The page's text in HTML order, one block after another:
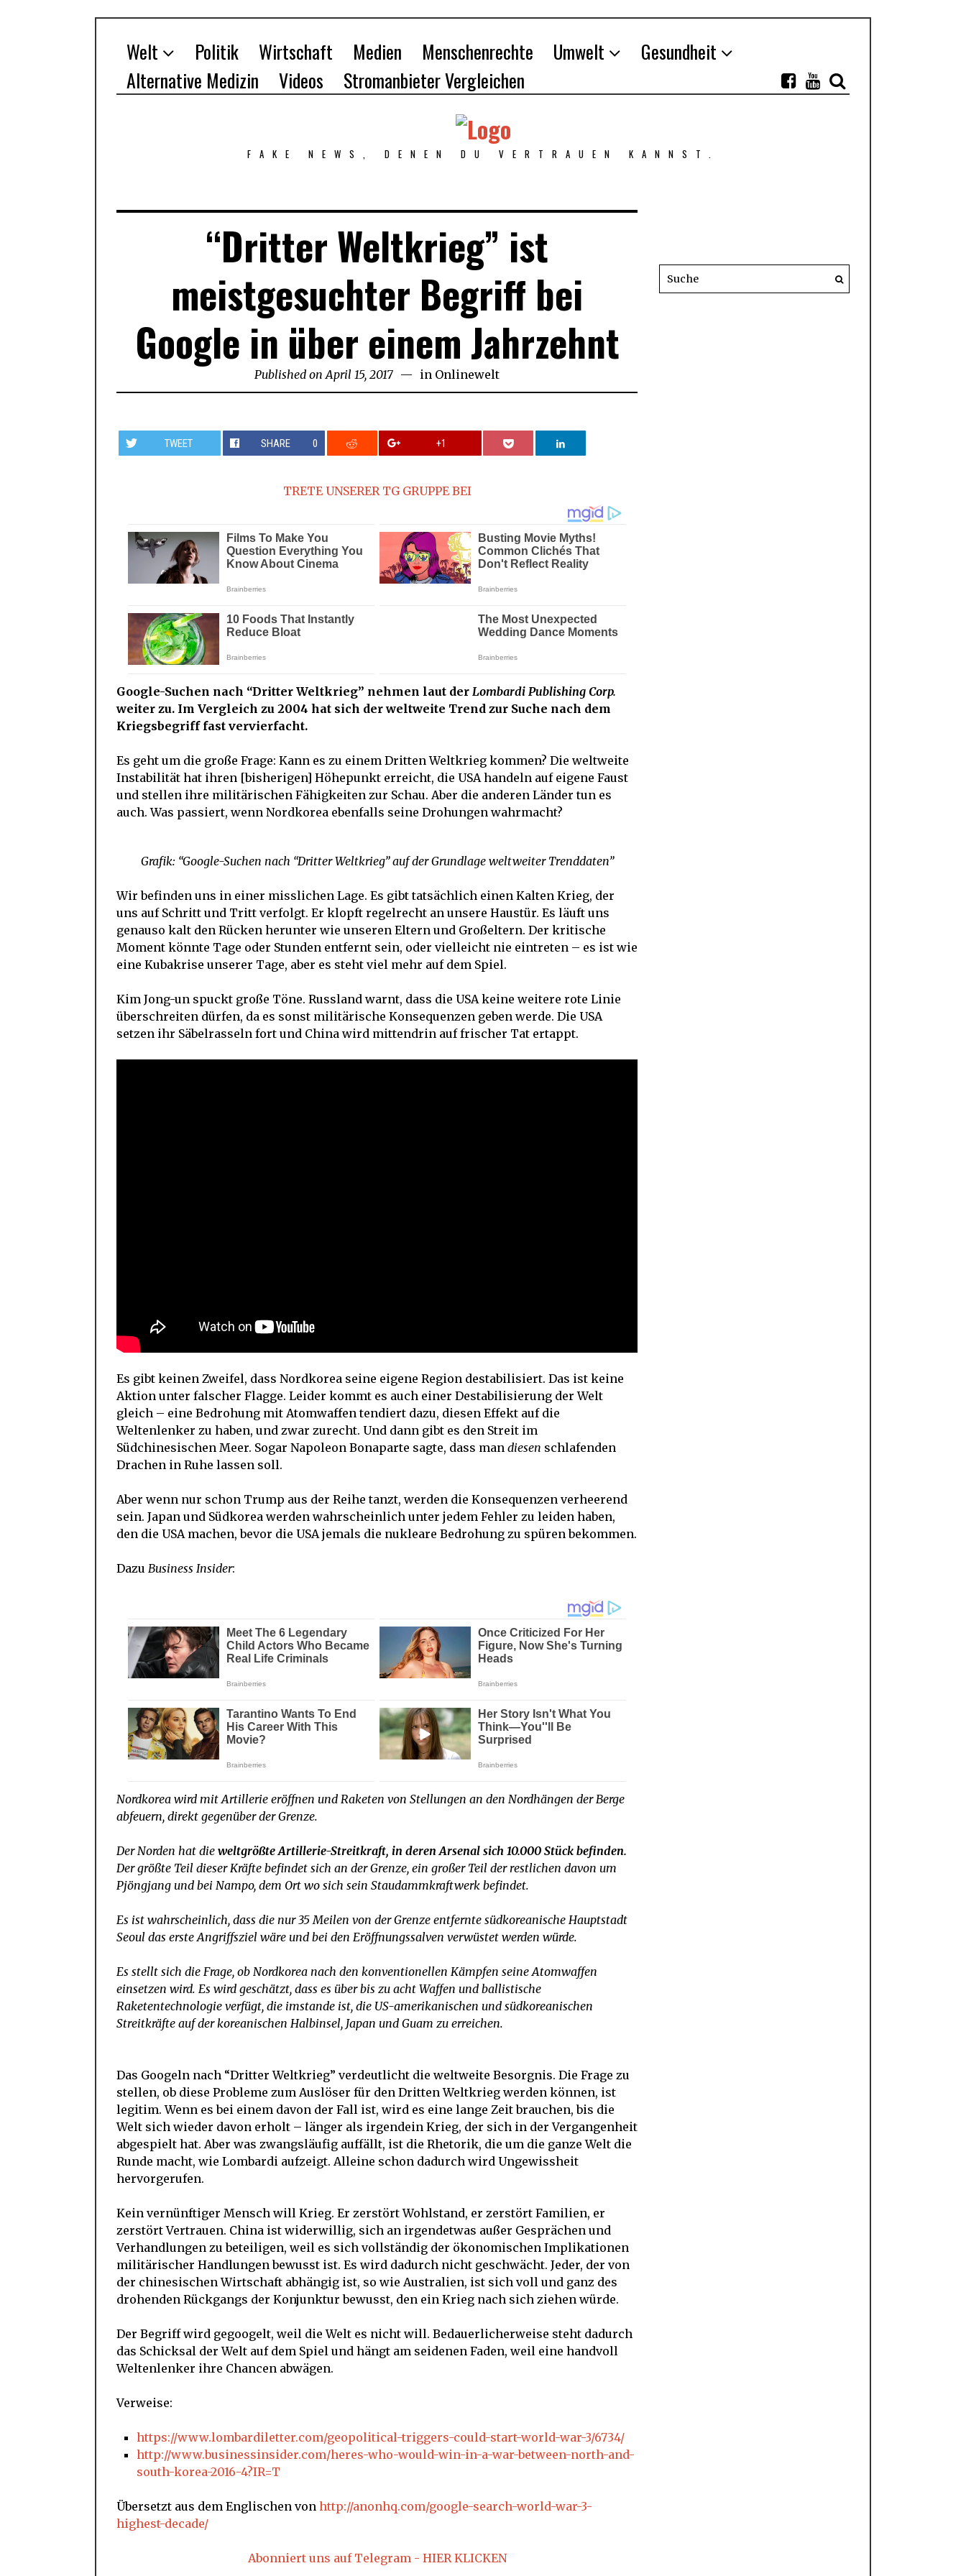
Welt Politik Wirtschaft Medien Menschenrechte Umwelt
Gesundheit
Alternative Medizin
Videos Stromanbieter Vergleichen
FAKE NEWS, DENEN DU VERTRAUEN KANNST.
“Dritter Weltkrieg” ist
meistgesuchter Begriff bei
Google in über einem Jahrzehnt
Published on April 15, 2017 April
15,
in Onlinewelt
TWEET SHARE 0 +1
TRETE UNSERER TG GRUPPE BEI
Google-Suchen nach “Dritter Weltkrieg” nehmen laut der Lombardi Publishing Corp.
weiter zu. Im Vergleich zu 2004 hat sich der weltweite Trend zur Suche nach dem
Kriegsbegriff fast vervierfacht.
Es geht um die große Frage: Kann es zu einem Dritten Weltkrieg kommen? Die weltweite
Instabilität hat ihren [bisherigen] Höhepunkt erreicht, die USA handeln auf eigene Faust
und stellen ihre militärischen Fähigkeiten zur Schau. Aber die anderen Länder tun es
auch. Was passiert, wenn Nordkorea ebenfalls seine Drohungen wahrmacht?
Grafik: “Google-Suchen nach “Dritter Weltkrieg” auf der Grundlage weltweiter Trenddaten”
Wir befinden uns in einer misslichen Lage. Es gibt tatsächlich einen Kalten Krieg, der
uns auf Schritt und Tritt verfolgt. Er klopft regelrecht an unsere Haustür. Es läuft uns
genauso kalt den Rücken herunter wie unseren Eltern und Großeltern. Der kritische
Moment könnte Tage oder Stunden entfernt sein, oder vielleicht nie eintreten – es ist wie
eine Kubakrise unserer Tage, aber es steht viel mehr auf dem Spiel.
Kim Jong-un spuckt große Töne. Russland warnt, dass die USA keine weitere rote Linie
überschreiten dürfen, da es sonst militärische Konsequenzen geben werde. Die USA
setzen ihr Säbelrasseln fort und China wird mittendrin auf frischer Tat ertappt.
Es gibt keinen Zweifel, dass Nordkorea seine eigene Region destabilisiert. Das ist keine
Aktion unter falscher Flagge. Leider kommt es auch einer Destabilisierung der Welt
gleich – eine Bedrohung mit Atomwaffen tendiert dazu, diesen Effekt auf die
Weltenlenker zu haben, und zwar zurecht. Und dann gibt es den Streit im
Südchinesischen Meer. Sogar Napoleon Bonaparte sagte, dass man diesen schlafenden
Drachen in Ruhe lassen soll.
Aber wenn nur schon Trump aus der Reihe tanzt, werden die Konsequenzen verheerend
sein. Japan und Südkorea werden wahrscheinlich unter jedem Fehler zu leiden haben,
den die USA machen, bevor die USA jemals die nukleare Bedrohung zu spüren bekommen.
Dazu Business Insider:
Nordkorea wird mit Artillerie eröffnen und Raketen von Stellungen an den Nordhängen der Berge
abfeuern, direkt gegenüber der Grenze.
Der Norden hat die weltgrößte Artillerie-Streitkraft, in deren Arsenal sich 10.000 Stück befinden.
Der größte Teil dieser Kräfte befindet sich an der Grenze, ein großer Teil der restlichen davon um
Pjöngjang und bei Nampo, dem Ort wo sich sein Staudammkraftwerk befindet.
Es ist wahrscheinlich, dass die nur 35 Meilen von der Grenze entfernte südkoreanische Hauptstadt
Seoul das erste Angriffsziel wäre und bei den Eröffnungssalven verwüstet werden würde.
Es stellt sich die Frage, ob Nordkorea nach den konventionellen Kämpfen seine Atomwaffen
einsetzen wird. Es wird geschätzt, dass es über bis zu acht Waffen und ballistische
Raketentechnologie verfügt, die imstande ist, die US-amerikanischen und südkoreanischen
Streitkräfte auf der koreanischen Halbinsel, Japan und Guam zu erreichen.
Das Googeln nach “Dritter Weltkrieg” verdeutlicht die weltweite Besorgnis. Die Frage zu
stellen, ob diese Probleme zum Auslöser für den Dritten Weltkrieg werden können, ist
legitim. Wenn es bei einem davon der Fall ist, wird es eine lange Zeit brauchen, bis die
Welt sich wieder davon erholt – länger als irgendein Krieg, der sich in der Vergangenheit
abgespielt hat. Aber was zwangsläufig auffällt, ist die Rhetorik, die um die ganze Welt die
Runde macht, wie Lombardi aufzeigt. Alleine schon dadurch wird Ungewissheit
hervorgerufen.
Kein vernünftiger Mensch will Krieg. Er zerstört Wohlstand, er zerstört Familien, er
zerstört Vertrauen. China ist widerwillig, sich an irgendetwas außer Gesprächen und
Verhandlungen zu beteiligen, weil es sich vollständig der ökonomischen Implikationen
militärischer Handlungen bewusst ist. Es wird dadurch nicht geschwächt. Jeder, der von
der chinesischen Wirtschaft abhängig ist, so wie Australien, ist sich voll und ganz des
drohenden Rückgangs der Konjunktur bewusst, den ein Krieg nach sich ziehen würde.
Der Begriff wird gegoogelt, weil die Welt es nicht will. Bedauerlicherweise steht dadurch
das Schicksal der Welt auf dem Spiel und hängt am seidenen Faden, weil eine handvoll
Weltenlenker ihre Chancen abwägen.
Verweise:
https://www.lombardiletter.com/geopolitical-triggers-could-start-world-war-3/6734/
http://www.businessinsider.com/heres-who-would-win-in-a-war-between-north-and-
south-korea-2016-4?IR=T
Übersetzt aus dem Englischen von http://anonhq.com/google-search-world-war-3-
highest-decade/
Abonniert uns auf Telegram - HIER KLICKEN